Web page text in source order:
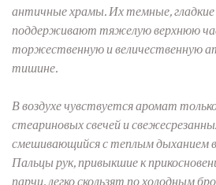
античные храмы. Их темные, гладкие
поддерживают тяжелую верхнюю
торжественную и величественную
тишине.
В воздухе чувствуется аромат
стеариновых свечей и
смешивающийся с теплым дыханием
Пальцы рук, привыкшие к
парчи, легко скользят по холодным